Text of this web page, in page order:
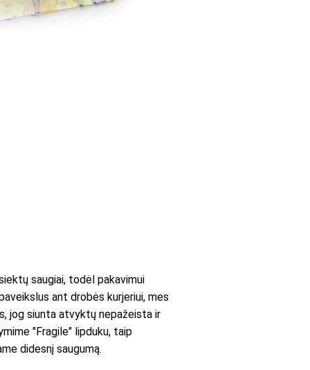
saugiai, todėl pakavimui
ant drobės kurjeriui, mes
jog siunta atvyktų nepažeista ir
"Fragile" lipduku, taip
didesnį saugumą.